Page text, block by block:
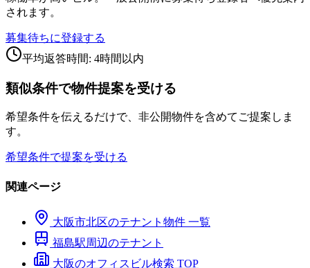
されます。
募集待ちに登録する
平均返答時間: 4時間以内
類似条件で物件提案を受ける
希望条件を伝えるだけで、非公開物件を含めてご提案しま
す。
希望条件で提案を受ける
関連ページ
大阪市北区のテナント物件 一覧
福島駅周辺のテナント
大阪のオフィスビル検索 TOP